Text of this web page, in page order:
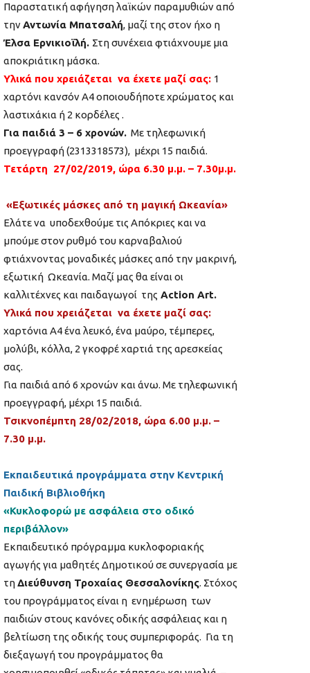
Παραστατική αφήγηση λαϊκών παραμυθιών από
τηνΑντωνία Μπατσαλή, μαζί της στον ήχο η
Έλσα Ερνικιοϊλή. Στη συνέχεια φτιάχνουμε μια
αποκριάτικη μάσκα.
Υλικά που χρειάζεται να έχετε μαζί σας: 1
χαρτόνι κανσόν Α4 οποιουδήποτε χρώματος και
λαστιχάκια ή 2 κορδέλες .
Για παιδιά 3 – 6 χρονών. Με τηλεφωνική
προεγγραφή (2313318573), μέχρι 15 παιδιά.
Τετάρτη 27/02/2019, ώρα 6.30 μ.μ. – 7.30μ.μ.
«Εξωτικές μάσκες από τη μαγική Ωκεανία»
Ελάτε να υποδεχθούμε τις Απόκριες και να
μπούμε στον ρυθμό του καρναβαλιού
φτιάχνοντας μοναδικές μάσκες από την μακρινή,
εξωτική Ωκεανία. Μαζί μας θα είναι οι
καλλιτέχνες και παιδαγωγοί της Αction Art.
Υλικά που χρειάζεται να έχετε μαζί σας:
χαρτόνια Α4 ένα λευκό, ένα μαύρο, τέμπερες,
μολύβι, κόλλα, 2 γκοφρέ χαρτιά της αρεσκείας
σας.
Για παιδιά από 6 χρονών και άνω. Με τηλεφωνική
προεγγραφή, μέχρι 15 παιδιά.
Τσικνοπέμπτη 28/02/2018, ώρα 6.00 μ.μ. –
7.30 μ.μ.
Εκπαιδευτικά προγράμματα στην Κεντρική
Παιδική Βιβλιοθήκη
«Κυκλοφορώ με ασφάλεια στο οδικό
περιβάλλον»
Εκπαιδευτικό πρόγραμμα κυκλοφοριακής
αγωγής για μαθητές Δημοτικού σε συνεργασία με
τηΔιεύθυνση Τροχαίας Θεσσαλονίκης. Στόχος
του προγράμματος είναι η ενημέρωση των
παιδιών στους κανόνες οδικής ασφάλειας και η
βελτίωση της οδικής τους συμπεριφοράς. Για τη
διεξαγωγή του προγράμματος θα